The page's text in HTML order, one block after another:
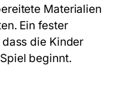
Materialien
Ein fester
die Kinder
beginnt.